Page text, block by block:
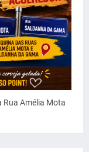
Rua Amélia Mota